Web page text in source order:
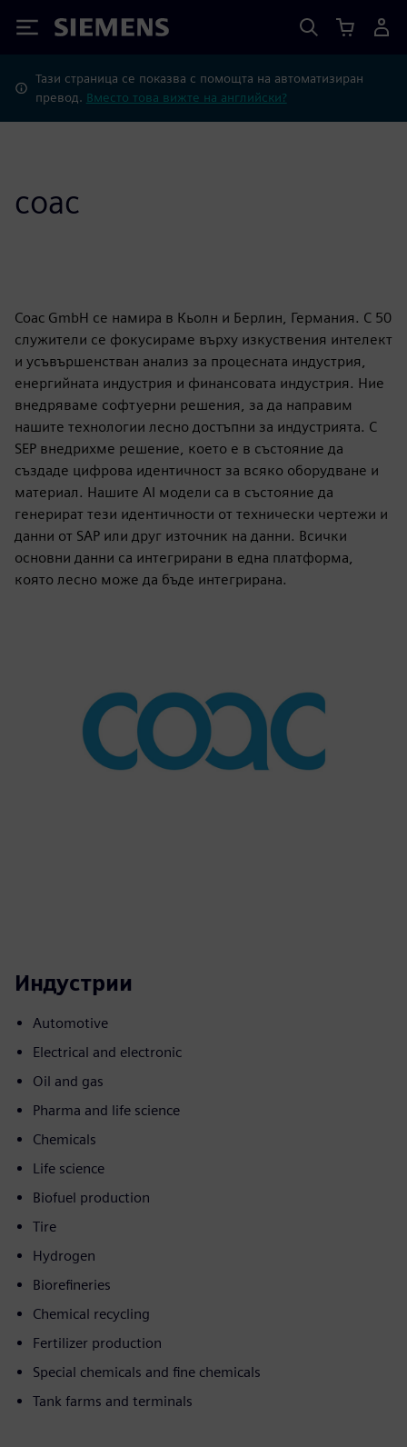
Siemens
Тази страница се показва с помощта на автоматизиран
превод. Вместо това вижте на английски?
coac
Coac GmbH се намира в Кьолн и Берлин, Германия. С 50
служители се фокусираме върху изкуствения интелект
и усъвършенстван анализ за процесната индустрия,
енергийната индустрия и финансовата индустрия. Ние
внедряваме софтуерни решения, за да направим
нашите технологии лесно достъпни за индустрията. С
SEP внедрихме решение, което е в състояние да
създаде цифрова идентичност за всяко оборудване и
материал. Нашите AI модели са в състояние да
генерират тези идентичности от технически чертежи и
данни от SAP или друг източник на данни. Всички
основни данни са интегрирани в една платформа,
която лесно може да бъде интегрирана.
Индустрии
Automotive
Electrical and electronic
Oil and gas
Pharma and life science
Chemicals
Life science
Biofuel production
Tire
Hydrogen
Biorefineries
Chemical recycling
Fertilizer production
Special chemicals and fine chemicals
Tank farms and terminals